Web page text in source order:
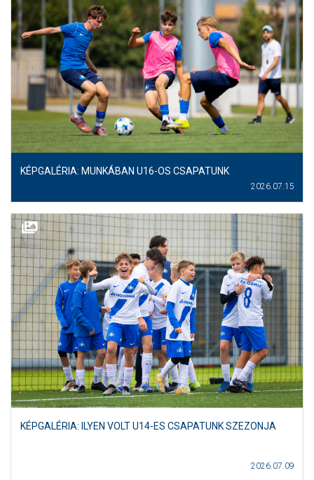
KÉPGALÉRIA: MUNKÁBAN U16-OS CSAPATUNK
2026.07.15
KÉPGALÉRIA: ILYEN VOLT U14-ES CSAPATUNK SZEZONJA
2026.07.09